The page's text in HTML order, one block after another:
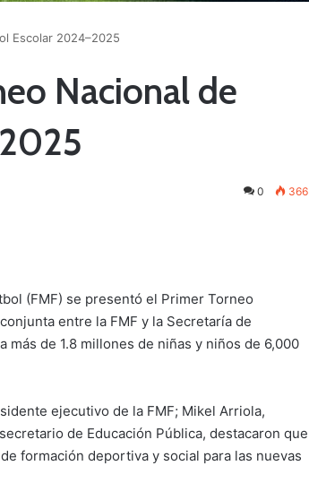
Escolar 2024–2025
Nacional de
0 366
(FMF) se presentó el Primer Torneo
entre la FMF y la Secretaría de
más de 1.8 millones de niñas y niños de 6,000
ejecutivo de la FMF; Mikel Arriola,
de Educación Pública, destacaron que
formación deportiva y social para las nuevas